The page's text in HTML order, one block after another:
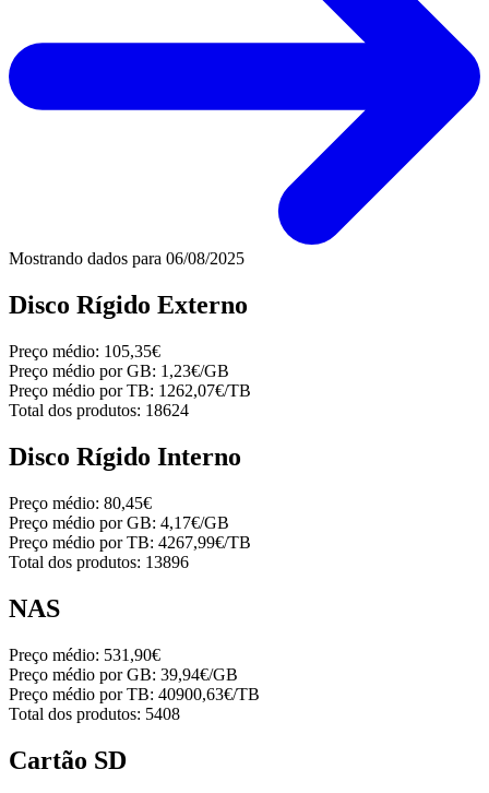
Mostrando dados para 06/08/2025
Disco Rígido Externo
Preço médio: 105,35€
Preço médio por GB: 1,23€/GB
Preço médio por TB: 1262,07€/TB
Total dos produtos: 18624
Disco Rígido Interno
Preço médio: 80,45€
Preço médio por GB: 4,17€/GB
Preço médio por TB: 4267,99€/TB
Total dos produtos: 13896
NAS
Preço médio: 531,90€
Preço médio por GB: 39,94€/GB
Preço médio por TB: 40900,63€/TB
Total dos produtos: 5408
Cartão SD